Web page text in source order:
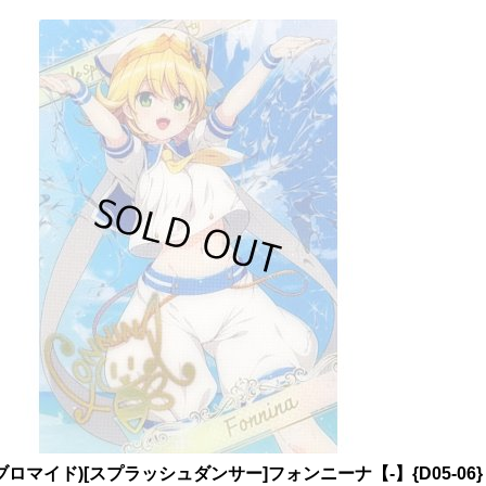
ロマイド)[スプラッシュダンサー]フォンニーナ【-】{D05-